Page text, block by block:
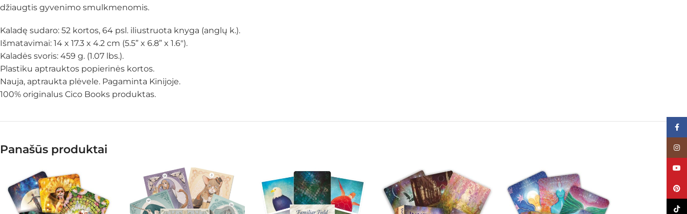
džiaugtis gyvenimo smulkmenomis.
Kaladę sudaro: 52 kortos, 64 psl. iliustruota knyga (anglų k.).
Išmatavimai: 14 x 17.3 x 4.2 cm (5.5” x 6.8” x 1.6″).
Kaladės svoris: 459 g. (1.07 lbs.).
Plastiku aptrauktos popierinės kortos.
Nauja, aptraukta plėvele. Pagaminta Kinijoje.
100% originalus Cico Books produktas.
Panašūs produktai